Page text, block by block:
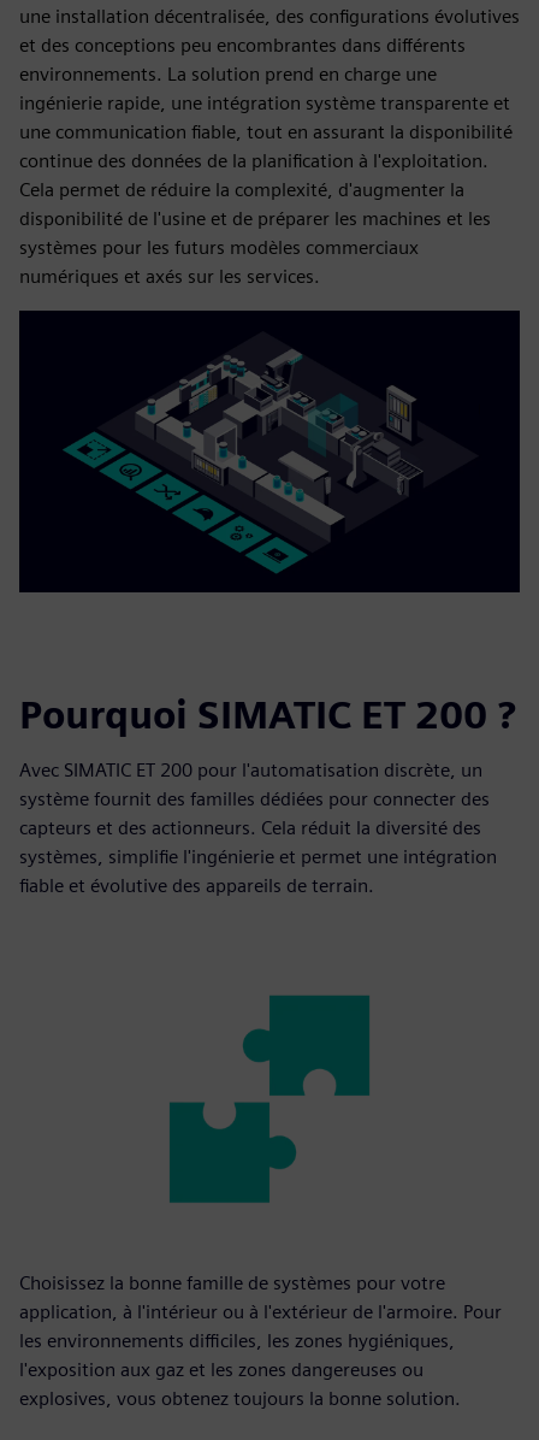
une installation décentralisée, des configurations évolutives
et des conceptions peu encombrantes dans différents
environnements. La solution prend en charge une
ingénierie rapide, une intégration système transparente et
une communication fiable, tout en assurant la disponibilité
continue des données de la planification à l'exploitation.
Cela permet de réduire la complexité, d'augmenter la
disponibilité de l'usine et de préparer les machines et les
systèmes pour les futurs modèles commerciaux
numériques et axés sur les services.
Pourquoi SIMATIC ET 200 ?
Avec SIMATIC ET 200 pour l'automatisation discrète, un
système fournit des familles dédiées pour connecter des
capteurs et des actionneurs. Cela réduit la diversité des
systèmes, simplifie l'ingénierie et permet une intégration
fiable et évolutive des appareils de terrain.
Choisissez la bonne famille de systèmes pour votre
application, à l'intérieur ou à l'extérieur de l'armoire. Pour
les environnements difficiles, les zones hygiéniques,
l'exposition aux gaz et les zones dangereuses ou
explosives, vous obtenez toujours la bonne solution.